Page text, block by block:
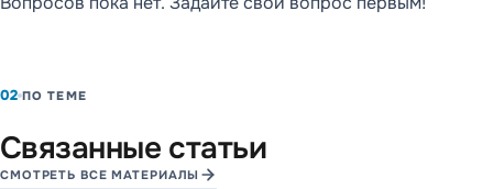
02 ПО ТЕМЕ
Связанные статьи
СМОТРЕТЬ ВСЕ МАТЕРИАЛЫ